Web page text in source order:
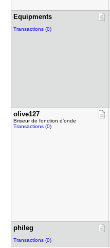
Equipments
Transactions (0)
olive127
Briseur de fonction d'onde
Transactions (0)
phileg
Transactions (0)